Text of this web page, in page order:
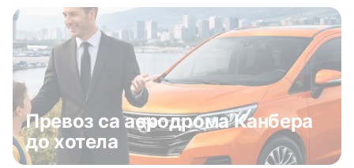
Превоз са аеродрома Канбера
до хотела